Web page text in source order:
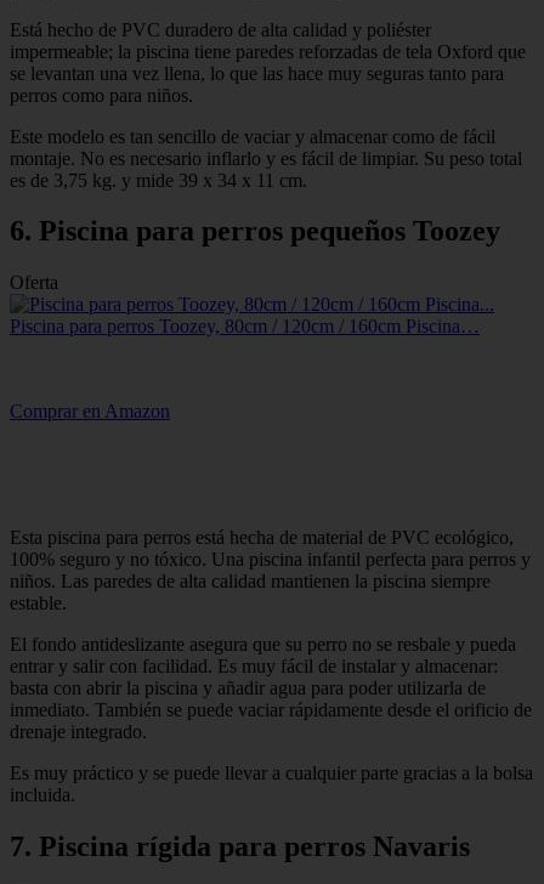
Está hecho de PVC duradero de alta calidad y poliéster
impermeable; la piscina tiene paredes reforzadas de tela Oxford que
se levantan una vez llena, lo que las hace muy seguras tanto para
perros como para niños.
Este modelo es tan sencillo de vaciar y almacenar como de fácil
montaje. No es necesario inflarlo y es fácil de limpiar. Su peso total
es de 3,75 kg. y mide 39 x 34 x 11 cm.
6. Piscina para perros pequeños Toozey
Oferta
Piscina para perros Toozey, 80cm / 120cm / 160cm Piscina…
Comprar en Amazon
Esta piscina para perros está hecha de material de PVC ecológico,
100% seguro y no tóxico. Una piscina infantil perfecta para perros y
niños. Las paredes de alta calidad mantienen la piscina siempre
estable.
El fondo antideslizante asegura que su perro no se resbale y pueda
entrar y salir con facilidad. Es muy fácil de instalar y almacenar:
basta con abrir la piscina y añadir agua para poder utilizarla de
inmediato. También se puede vaciar rápidamente desde el orificio de
drenaje integrado.
Es muy práctico y se puede llevar a cualquier parte gracias a la bolsa
incluida.
7. Piscina rígida para perros Navaris